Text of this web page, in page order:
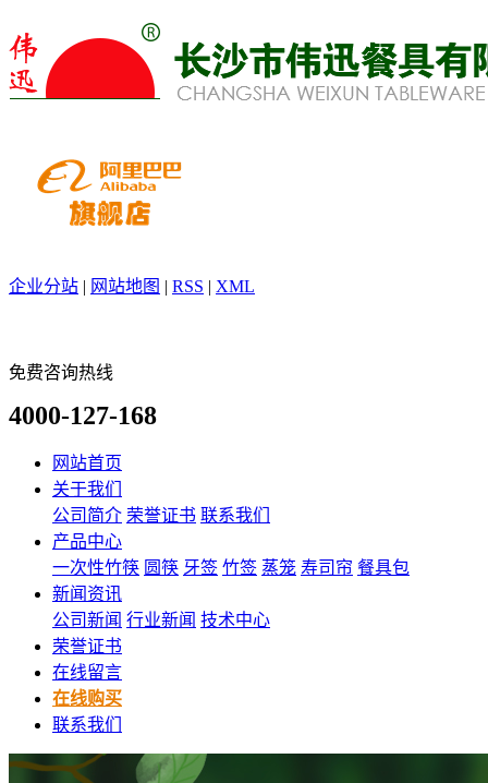
企业分站 | 网站地图 | RSS | XML
免费咨询热线
4000-127-168
网站首页
关于我们
公司简介 荣誉证书 联系我们
产品中心
一次性竹筷 圆筷 牙签 竹签 蒸笼 寿司帘 餐具包
新闻资讯
公司新闻 行业新闻 技术中心
荣誉证书
在线留言
在线购买
联系我们